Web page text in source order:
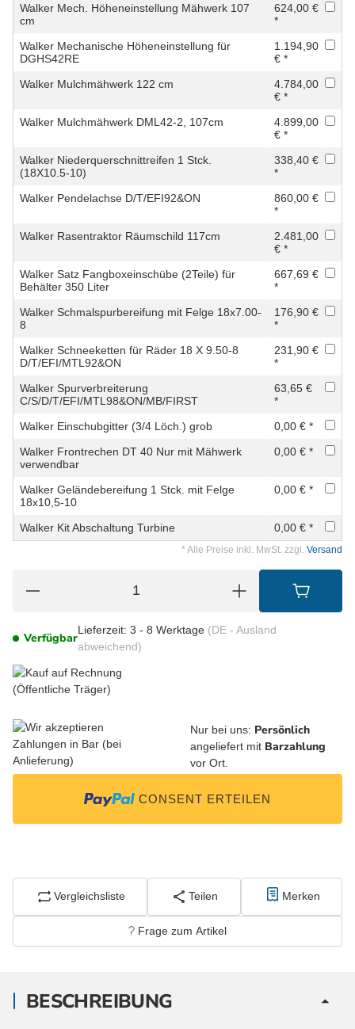
Walker Mech. Höheneinstellung Mähwerk 107
cm
624,00 €
*
Walker Mechanische Höheneinstellung für
DGHS42RE
1.194,90
€ *
Walker Mulchmähwerk 122 cm
4.784,00
€ *
Walker Mulchmähwerk DML42-2, 107cm
4.899,00
€ *
Walker Niederquerschnittreifen 1 Stck.
(18X10.5-10)
338,40 €
*
Walker Pendelachse D/T/EFI92&ON
860,00 €
*
Walker Rasentraktor Räumschild 117cm
2.481,00
€ *
Walker Satz Fangboxeinschübe (2Teile) für
Behälter 350 Liter
667,69 €
*
Walker Schmalspurbereifung mit Felge 18x7.00-
8
176,90 €
*
Walker Schneeketten für Räder 18 X 9.50-8
D/T/EFI/MTL92&ON
231,90 €
*
Walker Spurverbreiterung
C/S/D/T/EFI/MTL98&ON/MB/FIRST
63,65 €
*
Walker Einschubgitter (3/4 Löch.) grob
0,00 € *
Walker Frontrechen DT 40 Nur mit Mähwerk
verwendbar
0,00 € *
Walker Geländebereifung 1 Stck. mit Felge
18x10,5-10
0,00 € *
Walker Kit Abschaltung Turbine 0,00 € *
* Alle Preise inkl. MwSt. zzgl. Versand
Verfügbar
Lieferzeit: 3 - 8 Werktage (DE - Ausland
abweichend)
Nur bei uns: Persönlich
angeliefert mit Barzahlung
vor Ort.
CONSENT ERTEILEN
Vergleichsliste Teilen Merken
Frage zum Artikel
BESCHREIBUNG